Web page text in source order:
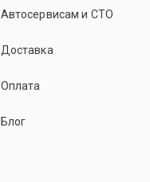
Автосервисам и СТО
Доставка
Оплата
Блог